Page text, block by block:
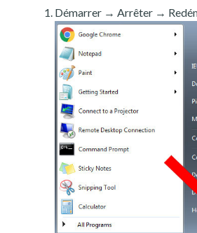
Démarrer → Arrêter →